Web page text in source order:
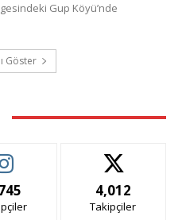
Gup Köyü’nde
Göster
4,012
Takipçiler